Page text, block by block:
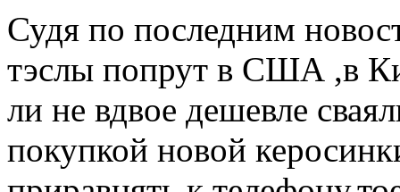
Судя по последним
тэслы попрут в США ,в
ли не вдвое дешевле
покупкой новой